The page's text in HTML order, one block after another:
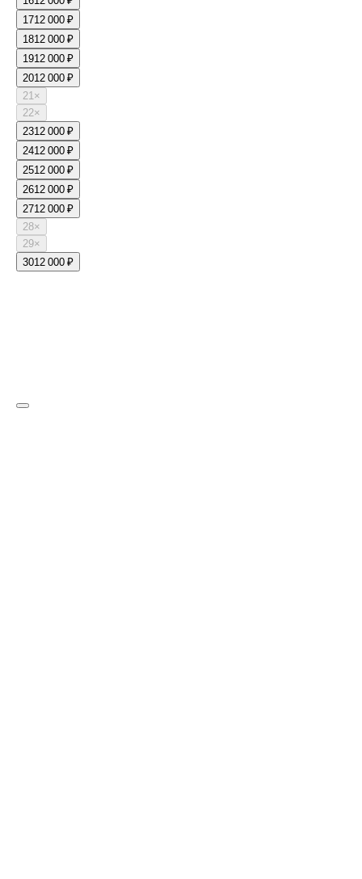
1712 000 ₽
1812 000 ₽
1912 000 ₽
2012 000 ₽
21×
22×
2312 000 ₽
2412 000 ₽
2512 000 ₽
2612 000 ₽
2712 000 ₽
28×
29×
3012 000 ₽